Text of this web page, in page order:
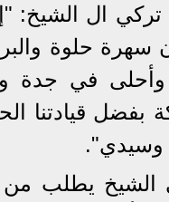
تركي ال الشيخ:
سهرة حلوة
وأحلى في جدة
بفضل قيادتنا
وسيدي".
الشيخ يطلب